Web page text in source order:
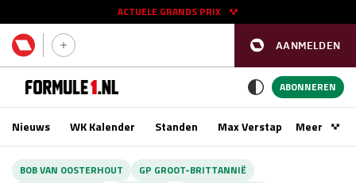
AANMELDEN
ACTUELE GRANDS PRIX
11 - 13 sep
Race
zo 15:00 - 17:00
ABONNEREN
Nieuws WK Kalender Standen Max VerstappenMeer
BOB VAN OOSTERHOUT
GP GROOT-BRITTANNIË